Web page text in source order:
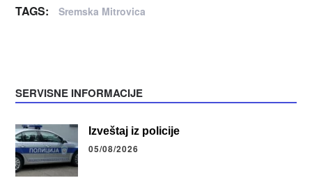
TAGS: Sremska Mitrovica
SERVISNE INFORMACIJE
Izveštaj iz policije
05/08/2026